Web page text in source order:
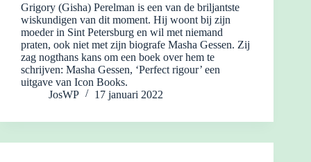
Grigory (Gisha) Perelman is een van de briljantste
wiskundigen van dit moment. Hij woont bij zijn
moeder in Sint Petersburg en wil met niemand
praten, ook niet met zijn biografe Masha Gessen. Zij
zag nogthans kans om een boek over hem te
schrijven: Masha Gessen, ‘Perfect rigour’ een
uitgave van Icon Books.
JosWP
17 januari 2022